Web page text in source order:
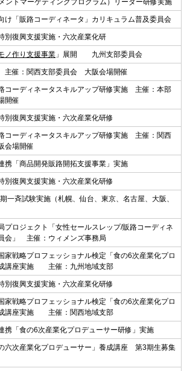
ントマーケティングプログラム）リーダー研修実施
け「販路コーディネータ」カリキュラム普及委員会
別復興支援実施・六次産業化研
ノ作り支援事業 」展開 九州支部委員会
主催：関西支部委員会 大阪会場開催
コーディネータスキルアップ研修実施 主催：本部
開催
別復興支援実施・六次産業化研修
コーディネータスキルアップ研修実施 主催：関西
会場開催
携「商品開発販路開拓支援事業」実施
別復興支援実施・六次産業化研修
一斉試験実施（札幌、仙台、東京、名古屋、大阪、
プロジェクト「女性セールスレップ/販路コーディネ
会」 主催：ウィメンズ事務局
戦略プロフェッショナル検定「食の6次産業化プロ
講座実施 主催：九州地域支部
別復興支援実施・六次産業化研修
戦略プロフェッショナル検定「食の6次産業化プロ
講座実施 主催：関西地域支部
携「食の6次産業化プロデューサー研修」実施
六次産業化プロデューサー」養成講座 第3期生募集